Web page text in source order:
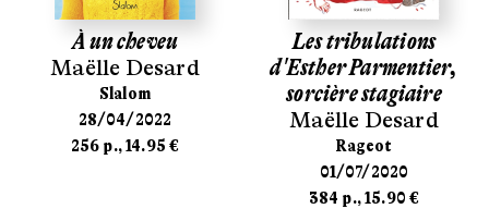
À un cheveu
Maëlle Desard
Slalom
28/04/2022
256 p., 14.95 €
Les tribulations
d'Esther Parmentier,
sorcière stagiaire
Maëlle Desard
Rageot
01/07/2020
384 p., 15.90 €